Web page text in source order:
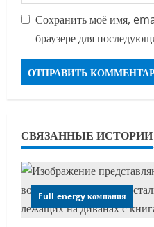
Сохранить моё имя,
браузере для
СВЯЗАННЫЕ ИСТОРИИ
Full energy компания